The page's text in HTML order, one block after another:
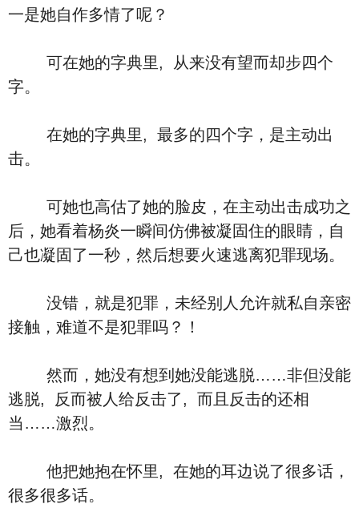
一是她自作多情了呢？
可在她的字典里, 从来没有望而却步四个
字。
在她的字典里, 最多的四个字，是主动出
击。
可她也高估了她的脸皮，在主动出击成功之
后，她看着杨炎一瞬间仿佛被凝固住的眼睛，自
己也凝固了一秒，然后想要火速逃离犯罪现场。
没错，就是犯罪，未经别人允许就私自亲密
接触，难道不是犯罪吗？！
然而，她没有想到她没能逃脱……非但没能
逃脱, 反而被人给反击了, 而且反击的还相
当……激烈。
他把她抱在怀里, 在她的耳边说了很多话，
很多很多话。